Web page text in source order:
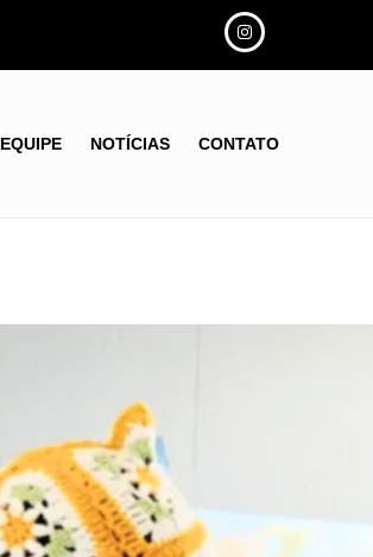
EQUIPE NOTÍCIAS CONTATO